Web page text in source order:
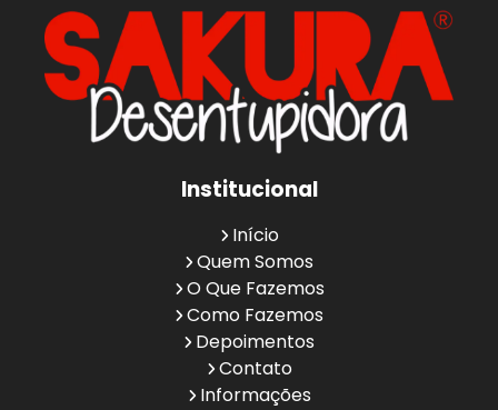
Institucional
Início
Quem Somos
O Que Fazemos
Como Fazemos
Depoimentos
Contato
Informações